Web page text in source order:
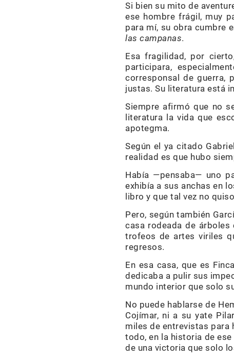
Si bien su mito de
ese hombre frágil, muy
para mí, su obra cumbre
las campanas.
Esa fragilidad, por
participara,
corresponsal de guerra,
justas. Su literatura está
Siempre afirmó que no
literatura la vida que
apotegma.
Según el ya citado
realidad es que hubo
Había —pensaba— uno
exhibía a sus anchas en
libro y que tal vez no
Pero, según también
casa rodeada de
trofeos de artes viriles
regresos.
En esa casa, que es
dedicaba a pulir sus
mundo interior que solo
No puede hablarse de
Cojímar, ni a su yate
miles de entrevistas para
todo, en la historia de
de una victoria que solo